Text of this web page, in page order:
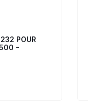
POUR
-